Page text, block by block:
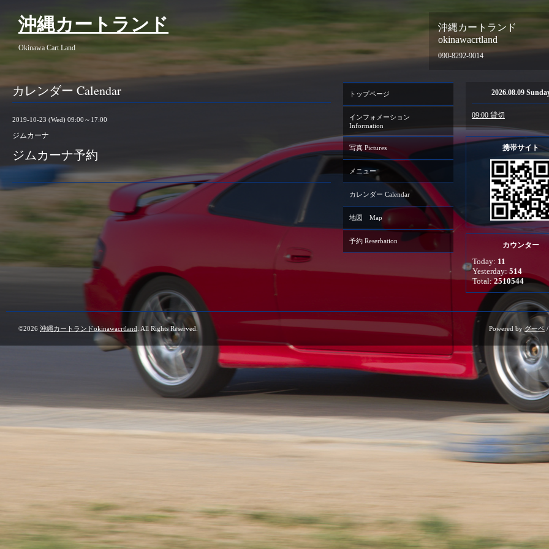
沖縄カートランド
okinawacrtland
090-8292-9014
沖縄カートランド
Okinawa Cart Land
カレンダー Calendar
2019-10-23 (Wed) 09:00～17:00
ジムカーナ
ジムカーナ予約
トップページ
インフォメーション
Information
写真 Pictures
メニュー
カレンダー Calendar
地図 Map
予約 Reserbation
2026.08.09
09:00 貸切
携帯サイト
カウンター
Today: 11
Yesterday: 514
Total:2510544
©2026 沖縄カートランドokinawacrtland . All Rights Reserved. Powered by グーペ